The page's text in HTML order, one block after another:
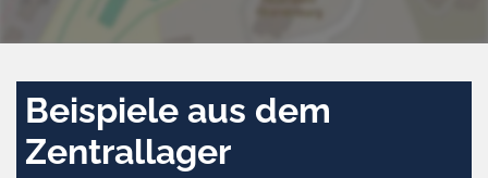
Beispiele aus dem
Zentrallager